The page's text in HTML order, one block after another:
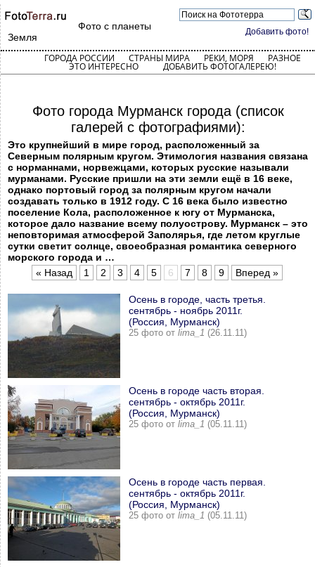
Добавить фото!
Фото с планеты
Земля
ГОРОДА РОССИИ СТРАНЫ МИРА РЕКИ, МОРЯ РАЗНОЕ
ЭТО ИНТЕРЕСНО ДОБАВИТЬ ФОТОГАЛЕРЕЮ!
Фото города Мурманск города (список
галерей с фотографиями):
Это крупнейший в мире город, расположенный за
Северным полярным кругом. Этимология названия связана
с норманнами, норвежцами, которых русские называли
мурманами. Русские пришли на эти земли ещё в 16 веке,
однако портовый город за полярным кругом начали
создавать только в 1912 году. С 16 века было известно
поселение Кола, расположенное к югу от Мурманска,
которое дало название всему полуострову. Мурманск – это
неповторимая атмосферой Заполярья, где летом круглые
сутки светит солнце, своеобразная романтика северного
морского города и …
« Назад
1 2 3 4 5 6 7 8 9 Вперед »
Осень в городе, часть третья.
сентябрь - ноябрь 2011г.
(Россия, Мурманск)
25 фото от lima_1 (26.11.11)
Осень в городе часть вторая.
сентябрь - октябрь 2011г.
(Россия, Мурманск)
25 фото от lima_1 (05.11.11)
Осень в городе часть первая.
сентябрь - октябрь 2011г.
(Россия, Мурманск)
25 фото от lima_1 (05.11.11)